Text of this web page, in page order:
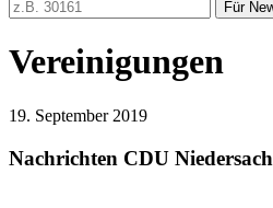
Für
Vereinigungen
19. September 2019
Nachrichten CDU